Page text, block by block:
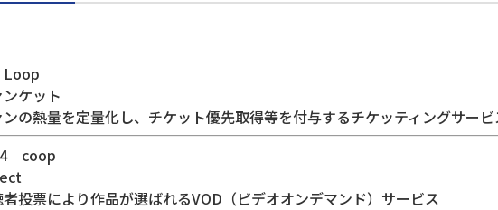
ット
熱量を定量化し、チケット優先取得等を付与するチケッティングサービ
coop
票により作品が選ばれるVOD（ビデオオンデマンド）サービス